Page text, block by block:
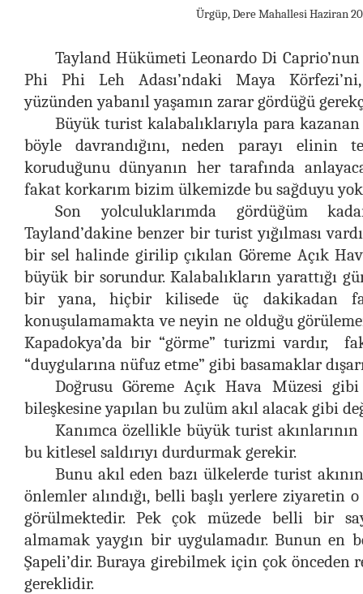
Ürgüp, Dere Mahallesi Haziran
Tayland Hükümeti Leonardo Di
Phi Phi Leh Adası’ndaki Maya
yüzünden yabanıl yaşamın zarar gördüğü
Büyük turist kalabalıklarıyla para
böyle davrandığını, neden parayı elinin
koruduğunu dünyanın her tarafında
fakat korkarım bizim ülkemizde bu sağduyu
Son yolculuklarımda gördüğüm
Tayland’dakine benzer bir turist yığılması
bir sel halinde girilip çıkılan Göreme Açık
büyük bir sorundur. Kalabalıkların yarattığı
bir yana, hiçbir kilisede üç dakikadan
konuşulamamakta ve neyin ne olduğu
Kapadokya’da bir “görme” turizmi vardır,
“duygularına nüfuz etme” gibi basamaklar
Doğrusu Göreme Açık Hava Müzesi
bileşkesine yapılan bu zulüm akıl alacak gibi
Kanımca özellikle büyük turist
bu kitlesel saldırıyı durdurmak gerekir.
Bunu akıl eden bazı ülkelerde turist
önlemler alındığı, belli başlı yerlere ziyaretin
görülmektedir. Pek çok müzede belli bir
almamak yaygın bir uygulamadır. Bunun en
Şapeli’dir. Buraya girebilmek için çok önceden
gereklidir.